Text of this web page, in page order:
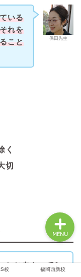
保田先生
いる
れを
こと
く
切
ンに向かって1
校 福岡西新校
MENU
ッスン